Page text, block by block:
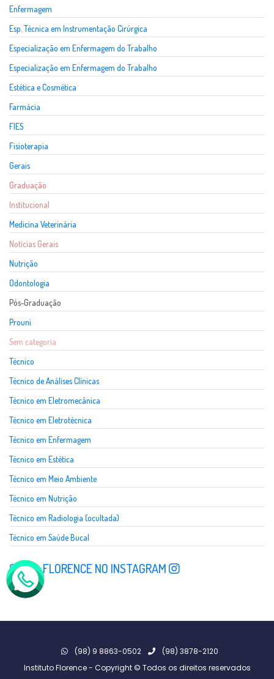
Enfermagem
Esp. Técnica em Instrumentação Cirúrgica
Especialização em Enfermagem do Trabalho
Especialização em Enfermagem do Trabalho
Estética e Cosmética
Farmácia
FIES
Fisioterapia
Gerais
Graduação
Institucional
Medicina Veterinária
Notícias Gerais
Nutrição
Odontologia
Pós-Graduação
Prouni
Sem categoria
Técnico
Técnico de Análises Clínicas
Técnico em Eletromecânica
Técnico em Eletrotécnica
Técnico em Enfermagem
Técnico em Estética
Técnico em Meio Ambiente
Técnico em Nutrição
Técnico em Radiologia (ocultada)
Técnico em Saúde Bucal
SIGA A FLORENCE NO INSTAGRAM
(98) 9 8863-0502
(98) 3878-2120
Instituto Florence - Copyright © Todos os direitos reservados